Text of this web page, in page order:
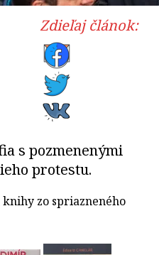
Zdieľaj článok:
s pozmenenými
protestu.
knihy zo spriazneného